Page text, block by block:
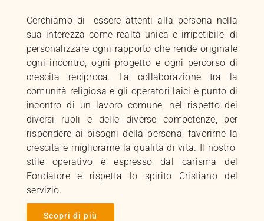
Cerchiamo di essere attenti alla persona nella
sua interezza come realtà unica e irripetibile, di
personalizzare ogni rapporto che rende originale
ogni incontro, ogni progetto e ogni percorso di
crescita reciproca. La collaborazione tra la
comunità religiosa e gli operatori laici è punto di
incontro di un lavoro comune, nel rispetto dei
diversi ruoli e delle diverse competenze, per
rispondere ai bisogni della persona, favorirne la
crescita e migliorarne la qualità di vita. Il nostro
stile operativo è espresso dal carisma del
Fondatore e rispetta lo spirito Cristiano del
servizio.
Scopri di più